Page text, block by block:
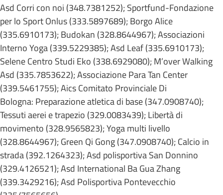
Asd Corri con noi (348.7381252); Sportfund-Fondazione
per lo Sport Onlus (333.5897689); Borgo Alice
(335.6910173); Budokan (328.8644967); Associazioni
Interno Yoga (339.5229385); Asd Leaf (335.6910173);
Selene Centro Studi Eko (338.6929080); M’over Walking
Asd (335.7853622); Associazione Para Tan Center
(339.5461755); Aics Comitato Provinciale Di
Bologna: Preparazione atletica di base (347.0908740);
Tessuti aerei e trapezio (329.0083439); Libertà di
movimento (328.9565823); Yoga multi livello
(328.8644967); Green Qi Gong (347.0908740); Calcio in
strada (392.1264323); Asd polisportiva San Donnino
(329.4126521); Asd International Ba Gua Zhang
(339.3429216); Asd Polisportiva Pontevecchio